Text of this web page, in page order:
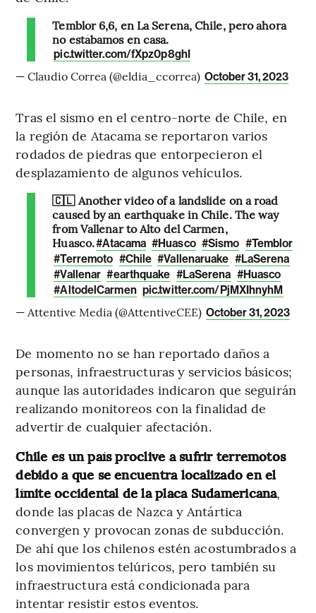
Temblor 6,6, en La Serena, Chile, pero ahora
no estábamos en casa.
pic.twitter.com/fXpz0p8ghI
— Claudio Correa (@eldia_ccorrea) October 31, 2023
Tras el sismo en el centro-norte de Chile, en
la región de Atacama se reportaron varios
rodados de piedras que entorpecieron el
desplazamiento de algunos vehículos.
🇨🇱 Another video of a landslide on a road
caused by an earthquake in Chile. The way
from Vallenar to Alto del Carmen,
Huasco.#Atacama #Huasco #Sismo #Temblor
#Terremoto #Chile #Vallenaruake #LaSerena
#Vallenar #earthquake #LaSerena #Huasco
#AltodelCarmen pic.twitter.com/PjMXIhnyhM
— Attentive Media (@AttentiveCEE) October 31, 2023
De momento no se han reportado daños a
personas, infraestructuras y servicios básicos;
aunque las autoridades indicaron que seguirán
realizando monitoreos con la finalidad de
advertir de cualquier afectación.
Chile es un país proclive a sufrir terremotos
debido a que se encuentra localizado en el
límite occidental de la placa Sudamericana,
donde las placas de Nazca y Antártica
convergen y provocan zonas de subducción.
De ahí que los chilenos estén acostumbrados a
los movimientos telúricos, pero también su
infraestructura está condicionada para
intentar resistir estos eventos.